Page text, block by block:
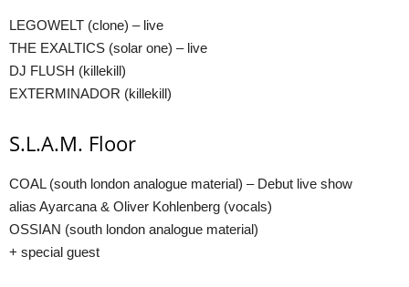
LEGOWELT (clone) – live
THE EXALTICS (solar one) – live
DJ FLUSH (killekill)
EXTERMINADOR (killekill)
S.L.A.M. Floor
COAL (south london analogue material) – Debut live show
alias Ayarcana & Oliver Kohlenberg (vocals)
OSSIAN (south london analogue material)
+ special guest